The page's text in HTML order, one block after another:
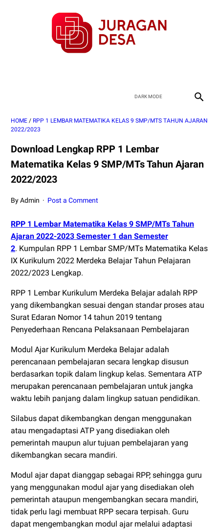
HOME / RPP 1 LEMBAR MATEMATIKA KELAS 9 SMP/MTS TAHUN AJARAN
2022/2023
Download Lengkap RPP 1 Lembar
Matematika Kelas 9 SMP/MTs Tahun Ajaran
2022/2023
By Admin Post a Comment
RPP 1 Lembar Matematika Kelas 9 SMP/MTs Tahun
Ajaran 2022-2023 Semester 1 dan Semester
2. Kumpulan RPP 1 Lembar SMP/MTs Matematika Kelas
IX Kurikulum 2022 Merdeka Belajar Tahun Pelajaran
2022/2023 Lengkap.
RPP 1 Lembar Kurikulum Merdeka Belajar adalah RPP
yang dikembangkan sesuai dengan standar proses atau
Surat Edaran Nomor 14 tahun 2019 tentang
Penyederhaan Rencana Pelaksanaan Pembelajaran
Modul Ajar Kurikulum Merdeka Belajar adalah
perencanaan pembelajaran secara lengkap disusun
berdasarkan topik dalam lingkup kelas. Sementara ATP
merupakan perencanaan pembelajaran untuk jangka
waktu lebih panjang dalam lingkup satuan pendidikan.
Silabus dapat dikembangkan dengan menggunakan
atau mengadaptasi ATP yang disediakan oleh
pemerintah maupun alur tujuan pembelajaran yang
dikembangkan secara mandiri.
Modul ajar dapat dianggap sebagai RPP, sehingga guru
yang menggunakan modul ajar yang disediakan oleh
pemerintah ataupun mengembangkan secara mandiri,
tidak perlu lagi membuat RPP secara terpisah. Guru
dapat mengembangkan modul ajar melalui adaptasi